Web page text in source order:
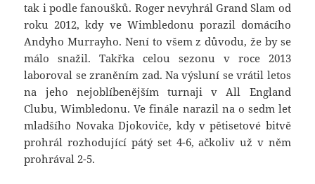
tak i podle fanoušků. Roger nevyhrál Grand Slam od
roku 2012, kdy ve Wimbledonu porazil domácího
Andyho Murrayho. Není to všem z důvodu, že by se
málo snažil. Takřka celou sezonu v roce 2013
laboroval se zraněním zad. Na výsluní se vrátil letos
na jeho nejoblíbenějším turnaji v All England
Clubu, Wimbledonu. Ve finále narazil na o sedm let
mladšího Novaka Djokoviče, kdy v pětisetové bitvě
prohrál rozhodující pátý set 4-6, ačkoliv už v něm
prohrával 2-5.